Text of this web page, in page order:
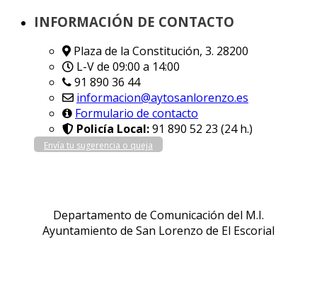
INFORMACIÓN DE CONTACTO
Plaza de la Constitución, 3. 28200
L-V de 09:00 a 14:00
91 890 36 44
informacion@aytosanlorenzo.es
Formulario de contacto
Policía Local:91 890 52 23 (24 h.)
Envía tu sugerencia o queja
Departamento de Comunicación del M.I.
Ayuntamiento de San Lorenzo de El Escorial